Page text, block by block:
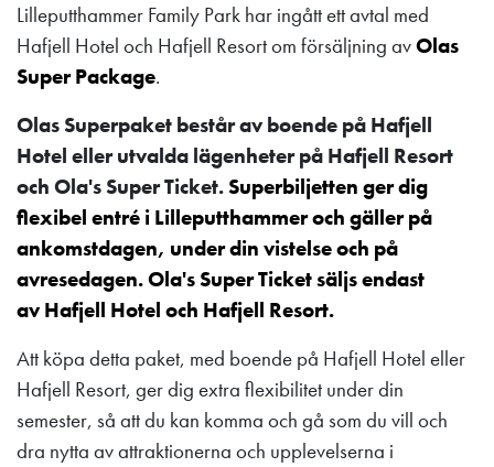
Lilleputthammer Family Park har ingått ett avtal med
Hafjell Hotel och Hafjell Resort om försäljning avOlas
Super Package.
Olas Superpaket består av boende på Hafjell
Hotel eller utvalda lägenheter på Hafjell Resort
och Ola's Super Ticket. Superbiljetten ger dig
flexibel entré i Lilleputthammer och gäller på
ankomstdagen, under din vistelse och på
avresedagen. Ola's Super Ticket säljs endast
avHafjell Hotel och Hafjell Resort.
Att köpa detta paket, med boende på Hafjell Hotel eller
Hafjell Resort, ger dig extra flexibilitet under din
semester, så att du kan komma och gå som du vill och
dra nytta av attraktionerna och upplevelserna i